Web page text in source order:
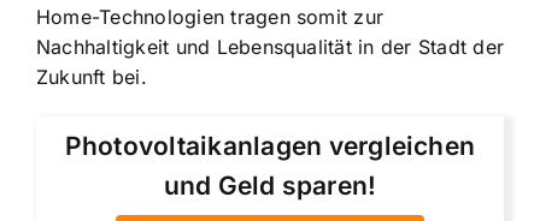
Home-Technologien tragen somit zur
Nachhaltigkeit und Lebensqualität in der Stadt der
Zukunft bei.
Photovoltaikanlagen vergleichen
und Geld sparen!